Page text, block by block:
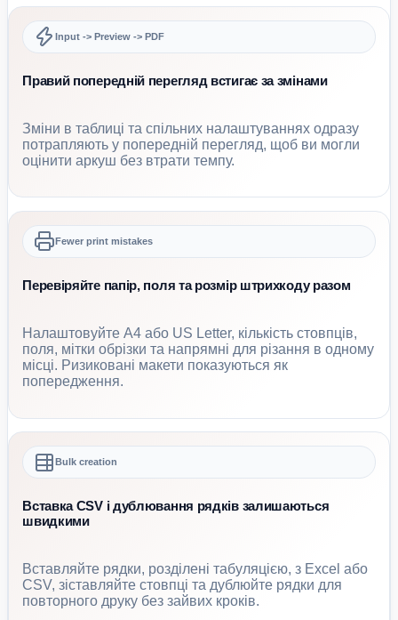
Input -> Preview -> PDF
Правий попередній перегляд встигає за змінами
Зміни в таблиці та спільних налаштуваннях одразу
потрапляють у попередній перегляд, щоб ви могли
оцінити аркуш без втрати темпу.
Fewer print mistakes
Перевіряйте папір, поля та розмір штрихкоду разом
Налаштовуйте A4 або US Letter, кількість стовпців,
поля, мітки обрізки та напрямні для різання в одному
місці. Ризиковані макети показуються як
попередження.
Bulk creation
Вставка CSV і дублювання рядків залишаються
швидкими
Вставляйте рядки, розділені табуляцією, з Excel або
CSV, зіставляйте стовпці та дублюйте рядки для
повторного друку без зайвих кроків.